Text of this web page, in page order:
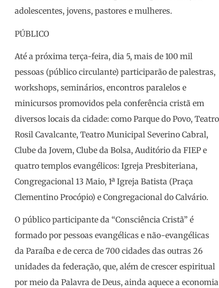
adolescentes, jovens, pastores e mulheres.
PÚBLICO
Até a próxima terça-feira, dia 5, mais de 100 mil
pessoas (público circulante) participarão de palestras,
workshops, seminários, encontros paralelos e
minicursos promovidos pela conferência cristã em
diversos locais da cidade: como Parque do Povo, Teatro
Rosil Cavalcante, Teatro Municipal Severino Cabral,
Clube da Jovem, Clube da Bolsa, Auditório da FIEP e
quatro templos evangélicos: Igreja Presbiteriana,
Congregacional 13 Maio, 1ª Igreja Batista (Praça
Clementino Procópio) e Congregacional do Calvário.
O público participante da “Consciência Cristã” é
formado por pessoas evangélicas e não-evangélicas
da Paraíba e de cerca de 700 cidades das outras 26
unidades da federação, que, além de crescer espiritual
por meio da Palavra de Deus, ainda aquece a economia